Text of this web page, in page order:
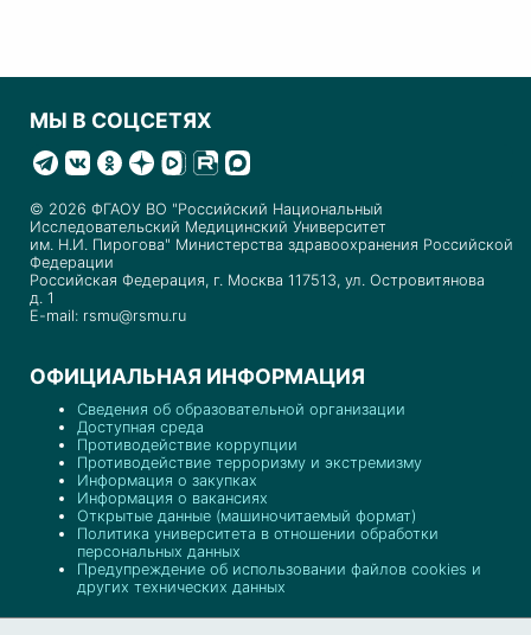
МЫ В СОЦСЕТЯХ
© 2026 ФГАОУ ВО "Российский Национальный
Исследовательский Медицинский Университет
им. Н.И. Пирогова" Министерства здравоохранения Российской
Федерации
Российская Федерация, г. Москва 117513, ул. Островитянова
д. 1
E-mail: rsmu@rsmu.ru
ОФИЦИАЛЬНАЯ ИНФОРМАЦИЯ
Сведения об образовательной организации
Доступная среда
Противодействие коррупции
Противодействие терроризму и экстремизму
Информация о закупках
Информация о вакансиях
Открытые данные (машиночитаемый формат)
Политика университета в отношении обработки
персональных данных
Предупреждение об использовании файлов cookies и
других технических данных